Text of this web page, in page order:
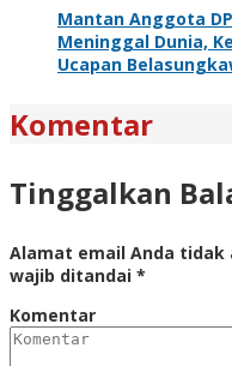
Mantan Anggota
Meninggal Dunia,
Ucapan
Komentar
Tinggalkan
Alamat email Anda tidak
wajib ditandai *
Komentar